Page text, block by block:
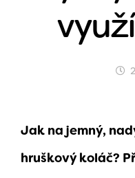
Jak na jemný,
hruškový koláč?